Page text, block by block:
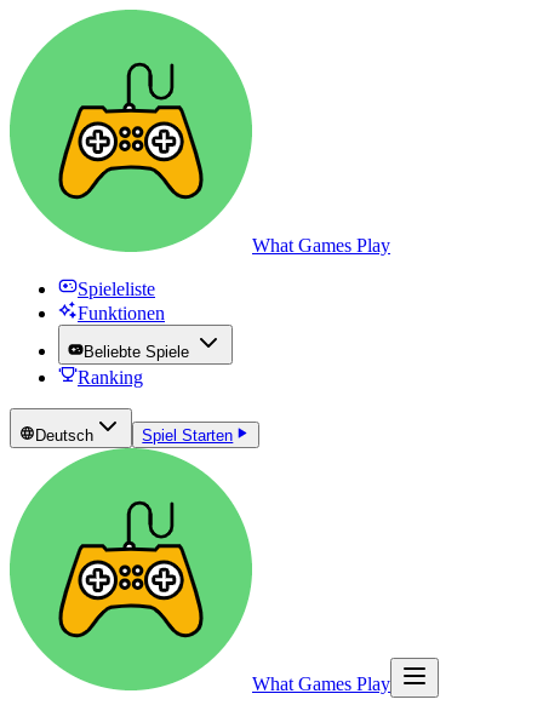
What Games Play
Spieleliste
Funktionen
Beliebte Spiele
Ranking
Deutsch Spiel Starten
What Games Play